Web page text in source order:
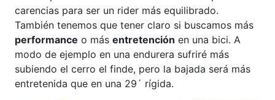
carencias para ser un rider más equilibrado.
También tenemos que tener claro si buscamos más
performance o más entretención en una bici. A
modo de ejemplo en una endurera sufriré más
subiendo el cerro el finde, pero la bajada será más
entretenida que en una 29´ rígida.